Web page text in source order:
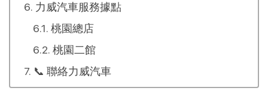
力威汽車服務據點
桃園總店
桃園二館
📞 聯絡力威汽車